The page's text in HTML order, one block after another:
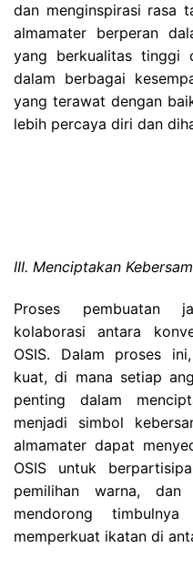
dan menginspirasi rasa
almamater berperan
yang berkualitas tinggi
dalam berbagai
yang terawat dengan
lebih percaya diri dan
III. Menciptakan
Proses pembuatan
kolaborasi antara
OSIS. Dalam proses
kuat, di mana setiap
penting dalam
menjadi simbol
almamater dapat
OSIS untuk
pemilihan warna,
mendorong
memperkuat ikatan di